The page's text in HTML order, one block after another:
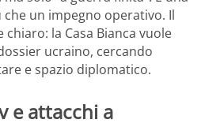
un impegno operativo. Il
la Casa Bianca vuole
ucraino, cercando
e spazio diplomatico.
e attacchi a